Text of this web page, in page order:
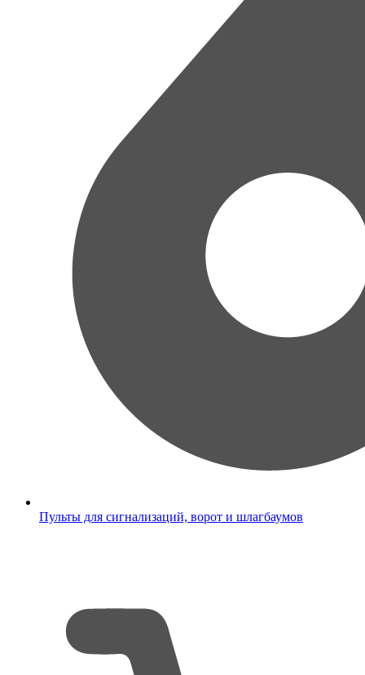
Пульты для сигнализаций, ворот и шлагбаумов